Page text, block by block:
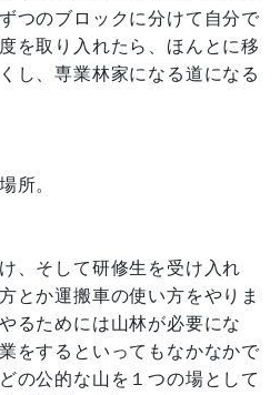
つのブロックに分けて自分で
を取り入れたら、ほんとに移
し、専業林家になる道になる
所。
、そして研修生を受け入れ
とか運搬車の使い方をやりま
るためには山林が必要にな
をするといってもなかなかで
の公的な山を１つの場として